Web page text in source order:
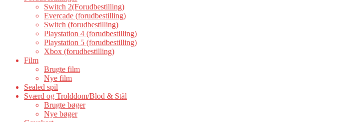
Switch 2(Forudbestilling)
Evercade (forudbestilling)
Switch (forudbestilling)
Playstation 4 (forudbestilling)
Playstation 5 (forudbestilling)
Xbox (forudbestilling)
Film
Brugte film
Nye film
Sealed spil
Sværd og Trolddom/Blod & Stål
Brugte bøger
Nye bøger